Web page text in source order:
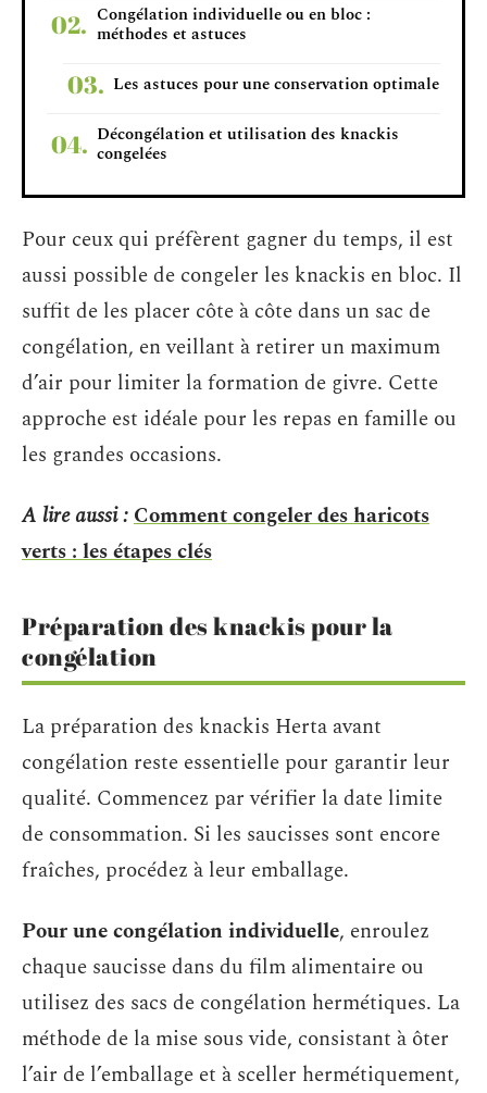
Congélation individuelle ou en bloc :
méthodes et astuces
Les astuces pour une conservation optimale
Décongélation et utilisation des knackis
congelées
Pour ceux qui préfèrent gagner du temps, il est
aussi possible de congeler les knackis en bloc. Il
suffit de les placer côte à côte dans un sac de
congélation, en veillant à retirer un maximum
d’air pour limiter la formation de givre. Cette
approche est idéale pour les repas en famille ou
les grandes occasions.
A lire aussi :Comment congeler des haricots
verts : les étapes clés
Préparation des knackis pour la
congélation
La préparation des knackis Herta avant
congélation reste essentielle pour garantir leur
qualité. Commencez par vérifier la date limite
de consommation. Si les saucisses sont encore
fraîches, procédez à leur emballage.
Pour une congélation individuelle, enroulez
chaque saucisse dans du film alimentaire ou
utilisez des sacs de congélation hermétiques. La
méthode de la mise sous vide, consistant à ôter
l’air de l’emballage et à sceller hermétiquement,